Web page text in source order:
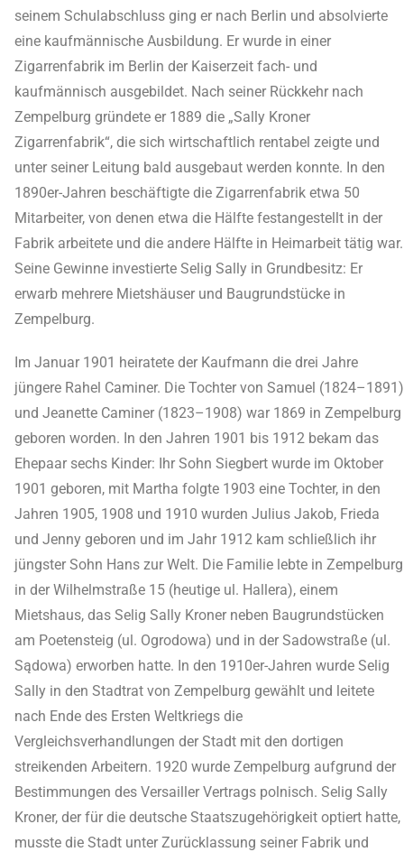
seinem Schulabschluss ging er nach Berlin und absolvierte
eine kaufmännische Ausbildung. Er wurde in einer
Zigarrenfabrik im Berlin der Kaiserzeit fach- und
kaufmännisch ausgebildet. Nach seiner Rückkehr nach
Zempelburg gründete er 1889 die „Sally Kroner
Zigarrenfabrik“, die sich wirtschaftlich rentabel zeigte und
unter seiner Leitung bald ausgebaut werden konnte. In den
1890er-Jahren beschäftigte die Zigarrenfabrik etwa 50
Mitarbeiter, von denen etwa die Hälfte festangestellt in der
Fabrik arbeitete und die andere Hälfte in Heimarbeit tätig war.
Seine Gewinne investierte Selig Sally in Grundbesitz: Er
erwarb mehrere Mietshäuser und Baugrundstücke in
Zempelburg.
Im Januar 1901 heiratete der Kaufmann die drei Jahre
jüngere Rahel Caminer. Die Tochter von Samuel (1824–1891)
und Jeanette Caminer (1823–1908) war 1869 in Zempelburg
geboren worden. In den Jahren 1901 bis 1912 bekam das
Ehepaar sechs Kinder: Ihr Sohn Siegbert wurde im Oktober
1901 geboren, mit Martha folgte 1903 eine Tochter, in den
Jahren 1905, 1908 und 1910 wurden Julius Jakob, Frieda
und Jenny geboren und im Jahr 1912 kam schließlich ihr
jüngster Sohn Hans zur Welt. Die Familie lebte in Zempelburg
in der Wilhelmstraße 15 (heutige ul. Hallera), einem
Mietshaus, das Selig Sally Kroner neben Baugrundstücken
am Poetensteig (ul. Ogrodowa) und in der Sadowstraße (ul.
Sądowa) erworben hatte. In den 1910er-Jahren wurde Selig
Sally in den Stadtrat von Zempelburg gewählt und leitete
nach Ende des Ersten Weltkriegs die
Vergleichsverhandlungen der Stadt mit den dortigen
streikenden Arbeitern. 1920 wurde Zempelburg aufgrund der
Bestimmungen des Versailler Vertrags polnisch. Selig Sally
Kroner, der für die deutsche Staatszugehörigkeit optiert hatte,
musste die Stadt unter Zurücklassung seiner Fabrik und